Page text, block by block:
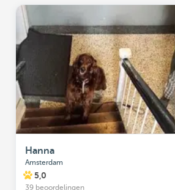
Hanna
Amsterdam
5,0
39 beoordelingen